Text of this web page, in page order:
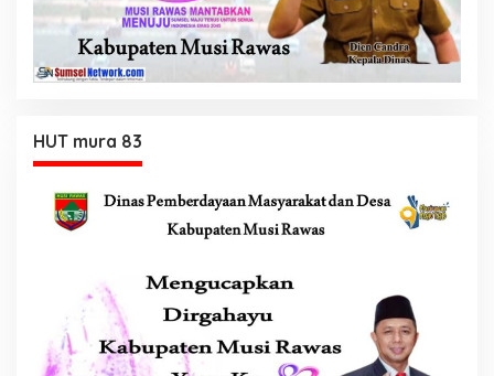
HUT mura 83